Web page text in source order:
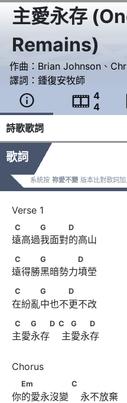
主愛永存 (
Remains)
作曲： Brian Johnson 、
譯詞： 鍾復安牧師
  4
4
詩歌歌詞
歌詞
系統按 祢愛不變 版本比對歌詞
C　　　G　　　D
C G D
遠高過我面對的高山
C　　　G　　　　D
C G D
遠得勝黑暗勢力墳塋
C　　　G　　　D
C G D
在紛亂中也不更不改
C　　G　　D        C
C G D C G D
主愛永存    主愛永存
Em　　　　　      C
Em C
你的愛永沒變    永不放棄